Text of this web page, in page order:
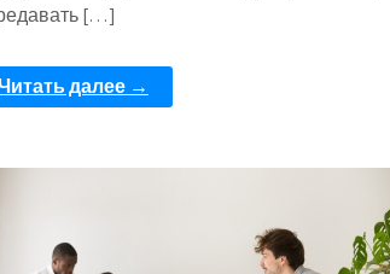
[…]
далее →